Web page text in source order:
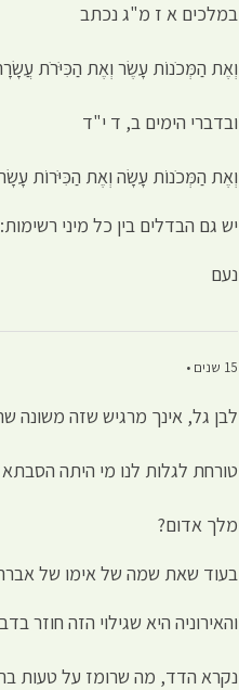
במלכים א ז מ"ג נכתב
וְאֶת הַמְּכֹנוֹת עָשֶׂר וְאֶת הַכִּיֹּרֹת
ובדברי הימים ב, ד י"ד
וְאֶת הַמְּכֹנוֹת עָשָׂה וְאֶת הַכִּיֹּרוֹת
יש גם הבדלים בין כל מיני
נעם
15 שנים •
לבן גל, אינך מרגיש שזה משונה
טורחת לגלות לנו מי היתה
מלך אדום?
בעוד שאת שמה של אימו של
והאירוניה היא שגילוי הזה חוזר
נקרא הדד, מה שרומז על טעות